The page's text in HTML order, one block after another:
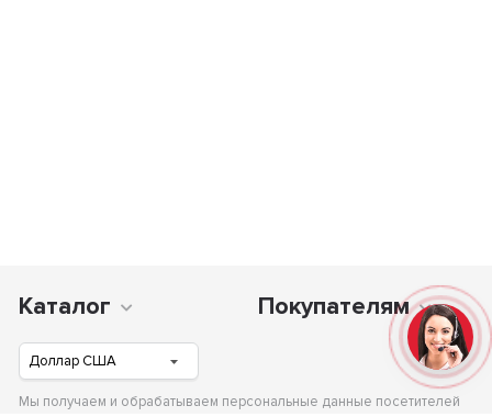
Каталог Покупателям
Мы получаем и обрабатываем персональные данные посетителей